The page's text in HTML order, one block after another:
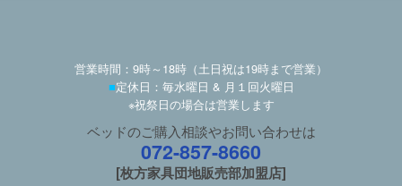
営業時間：9時～18時（土日祝は19時まで営業）
■定休日：毎水曜日 & 月１回火曜日
※祝祭日の場合は営業します
ベッドのご購入相談やお問い合わせは
072-857-8660
[枚方家具団地販売部加盟店]